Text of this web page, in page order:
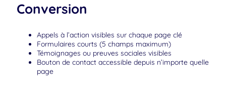
Conversion
Appels à l’action visibles sur chaque page clé
Formulaires courts (5 champs maximum)
Témoignages ou preuves sociales visibles
Bouton de contact accessible depuis n’importe quelle
page